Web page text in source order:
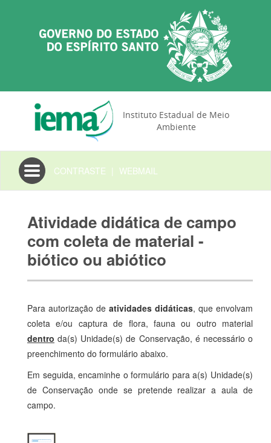
Instituto Estadual de Meio
Ambiente
Toggle
navigation
CONTRASTE | WEBMAIL
Atividade didática de campo
com coleta de material -
biótico ou abiótico
Para autorização de atividades didáticas, que envolvam
coleta e/ou captura de flora, fauna ou outro material
dentro da(s) Unidade(s) de Conservação, é necessário o
preenchimento do formulário abaixo.
Em seguida, encaminhe o formulário para a(s) Unidade(s)
de Conservação onde se pretende realizar a aula de
campo.